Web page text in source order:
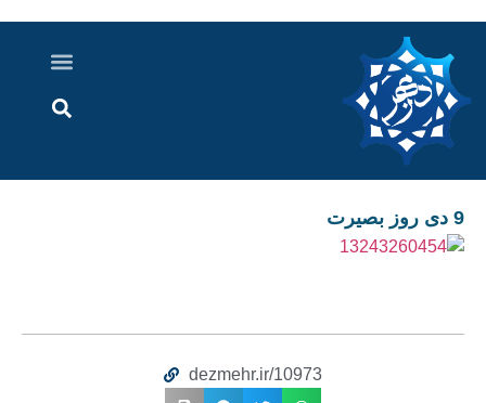
9 دی روز بصیرت
dezmehr.ir/10973